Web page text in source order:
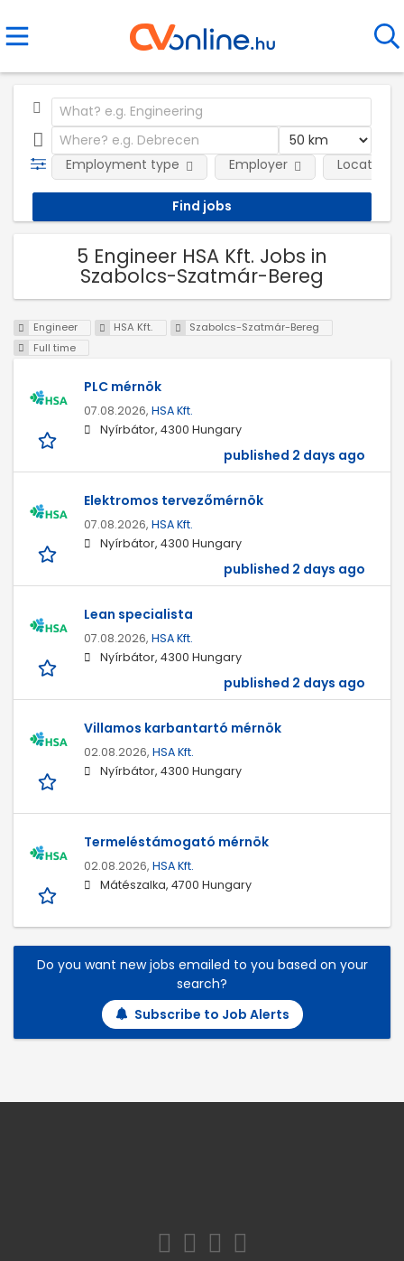
Employment type Employer Location
5 Engineer HSA Kft. Jobs in
Szabolcs-Szatmár-Bereg
Engineer HSA Kft.
Szabolcs-Szatmár-Bereg
Full time
PLC mérnök
07.08.2026, HSA Kft.
Nyírbátor, 4300 Hungary
published 2 days ago
Elektromos tervezőmérnök
07.08.2026, HSA Kft.
Nyírbátor, 4300 Hungary
published 2 days ago
Lean specialista
07.08.2026, HSA Kft.
Nyírbátor, 4300 Hungary
published 2 days ago
Villamos karbantartó mérnök
02.08.2026, HSA Kft.
Nyírbátor, 4300 Hungary
Termeléstámogató mérnök
02.08.2026, HSA Kft.
Mátészalka, 4700 Hungary
Do you want new jobs emailed to you based on your
search?
Subscribe to Job Alerts